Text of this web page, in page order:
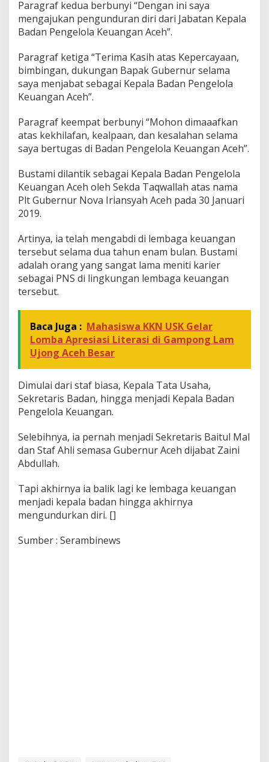
Paragraf kedua berbunyi “Dengan ini saya
mengajukan pengunduran diri dari Jabatan Kepala
Badan Pengelola Keuangan Aceh”.
Paragraf ketiga “Terima Kasih atas Kepercayaan,
bimbingan, dukungan Bapak Gubernur selama
saya menjabat sebagai Kepala Badan Pengelola
Keuangan Aceh”.
Paragraf keempat berbunyi “Mohon dimaaafkan
atas kekhilafan, kealpaan, dan kesalahan selama
saya bertugas di Badan Pengelola Keuangan Aceh”.
Bustami dilantik sebagai Kepala Badan Pengelola
Keuangan Aceh oleh Sekda Taqwallah atas nama
Plt Gubernur Nova Iriansyah Aceh pada 30 Januari
2019.
Artinya, ia telah mengabdi di lembaga keuangan
tersebut selama dua tahun enam bulan. Bustami
adalah orang yang sangat lama meniti karier
sebagai PNS di lingkungan lembaga keuangan
tersebut.
Baca Juga : Mahasiswa KKN USK Gelar
Lomba Apresiasi Literasi di Gampong Lam
Ujong Aceh Besar
Dimulai dari staf biasa, Kepala Tata Usaha,
Sekretaris Badan, hingga menjadi Kepala Badan
Pengelola Keuangan.
Selebihnya, ia pernah menjadi Sekretaris Baitul Mal
dan Staf Ahli semasa Gubernur Aceh dijabat Zaini
Abdullah.
Tapi akhirnya ia balik lagi ke lembaga keuangan
menjadi kepala badan hingga akhirnya
mengundurkan diri. []
Sumber : Serambinews